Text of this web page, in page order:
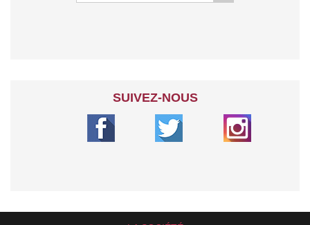
SUIVEZ-NOUS